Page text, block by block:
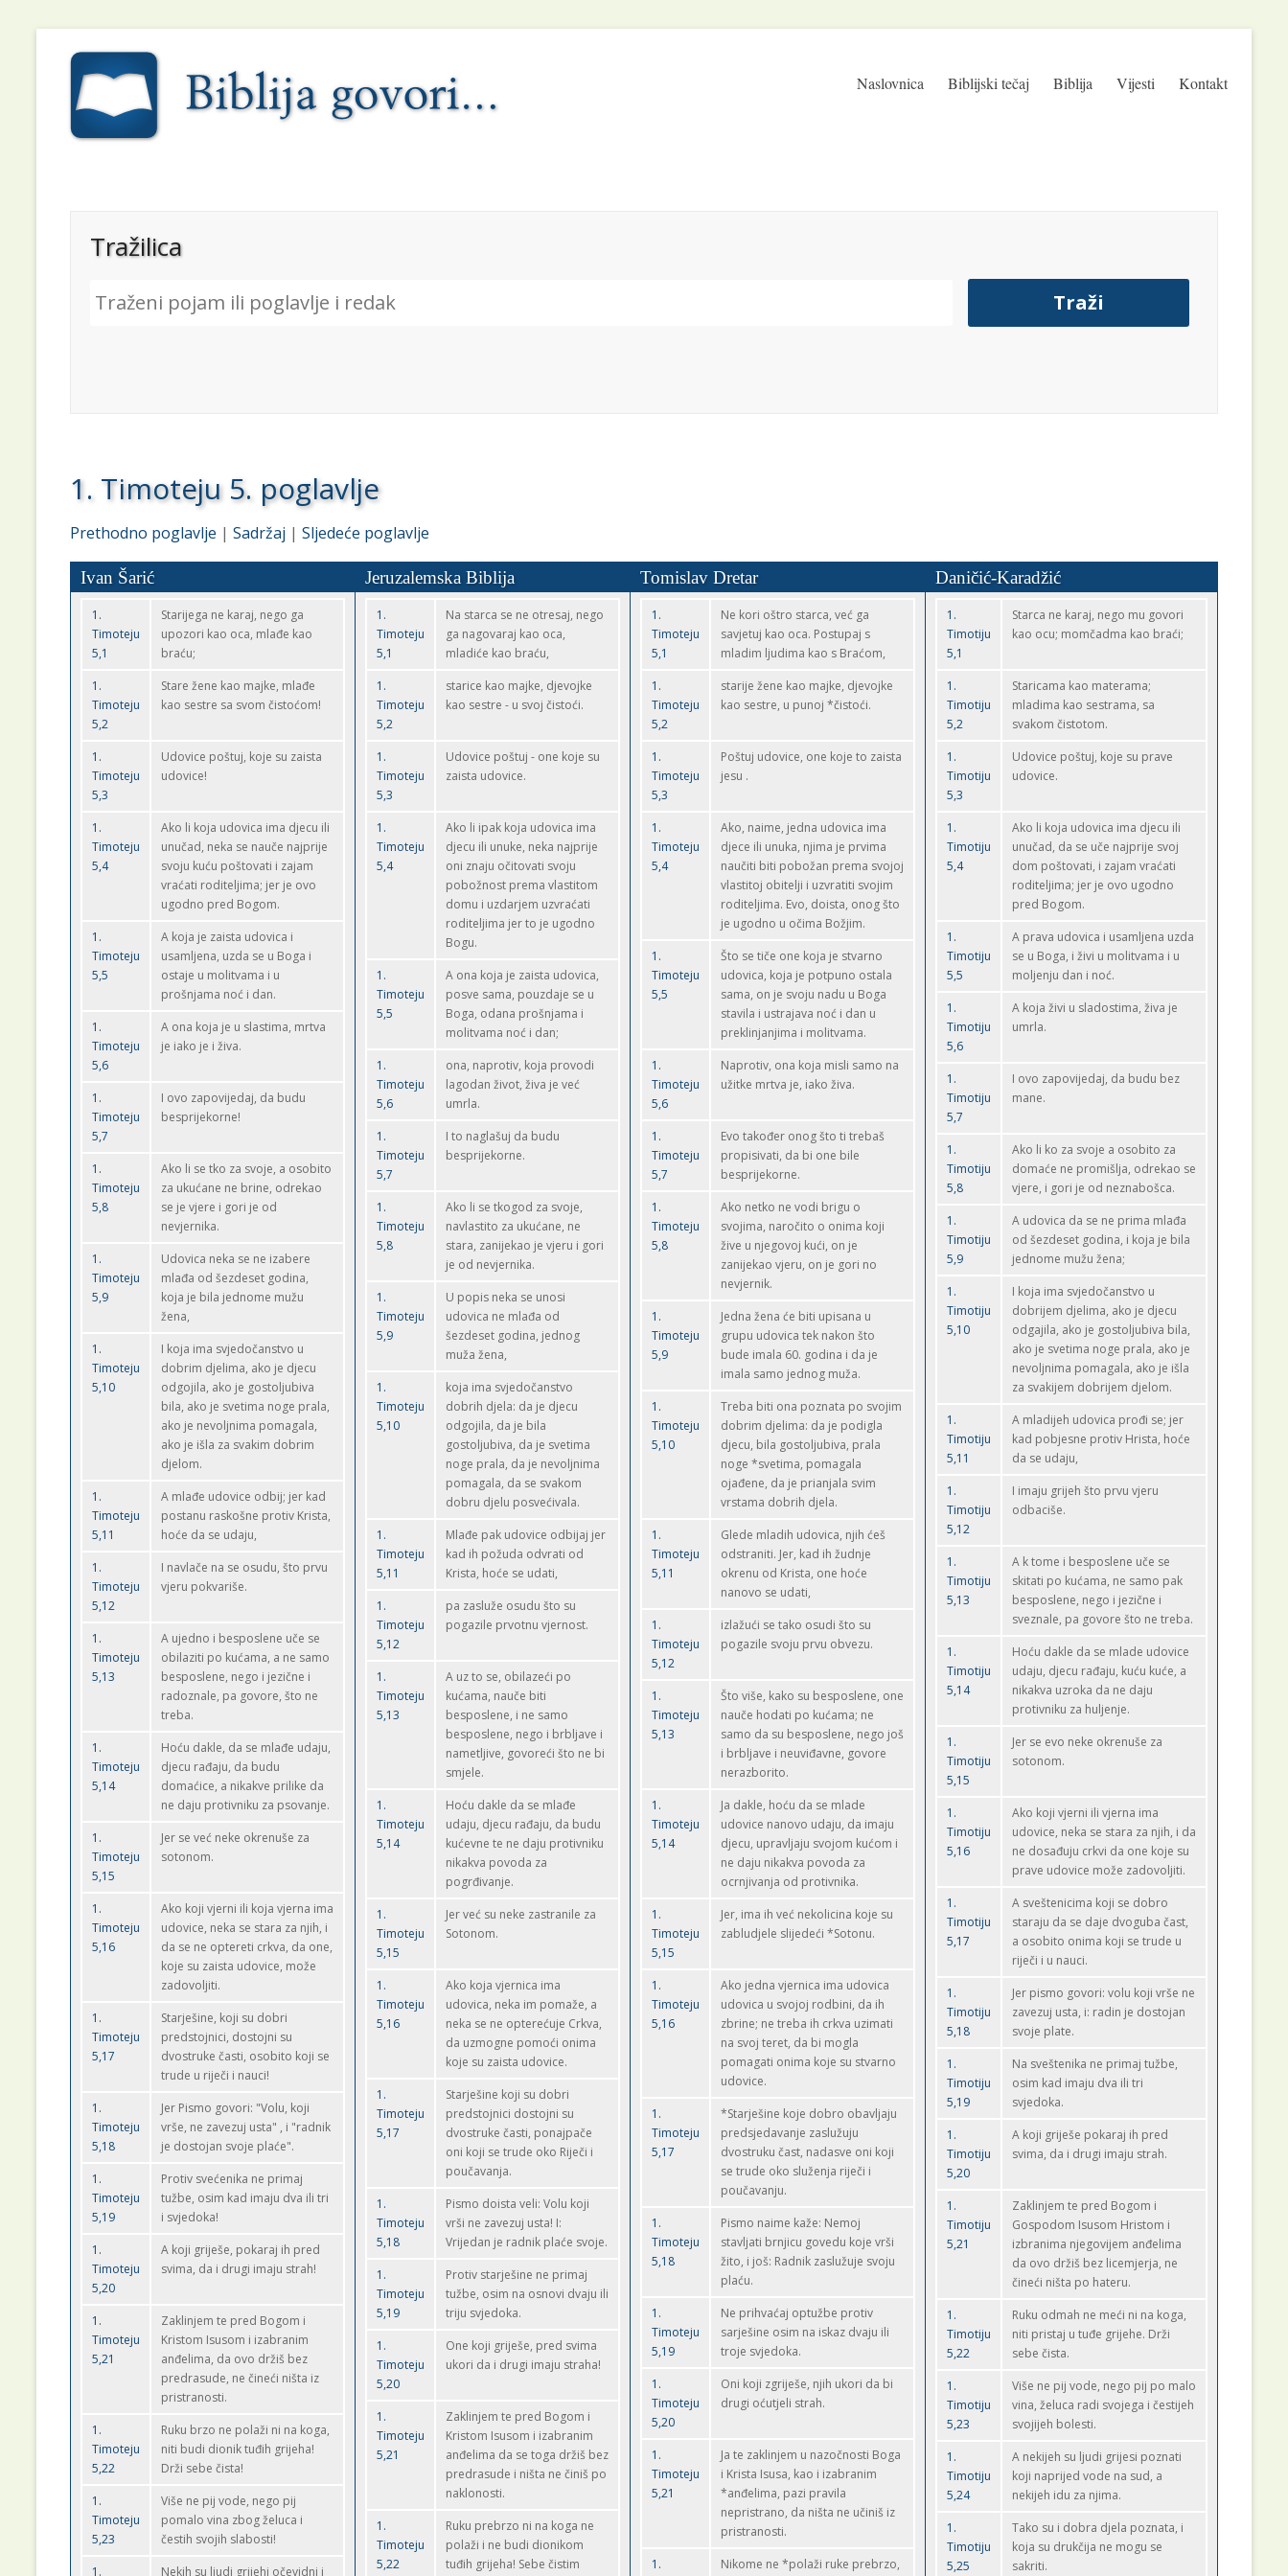
Naslovnica Biblijski tečaj Biblija Vijesti Kontakt
Tražilica
1. Timoteju 5. poglavlje
Prethodno poglavlje | Sadržaj | Sljedeće poglavlje
Ivan Šarić Jeruzalemska Biblija Tomislav Dretar Daničić-Karadžić
1.
Timoteju
5,1
Starijega ne karaj, nego ga
upozori kao oca, mlađe kao
braću;
1.
Timoteju
5,2
Stare žene kao majke, mlađe
kao sestre sa svom čistoćom!
1.
Timoteju
5,3
Udovice poštuj, koje su zaista
udovice!
1.
Timoteju
5,4
Ako li koja udovica ima djecu ili
unučad, neka se nauče najprije
svoju kuću poštovati i zajam
vraćati roditeljima; jer je ovo
ugodno pred Bogom.
1.
Timoteju
5,5
A koja je zaista udovica i
usamljena, uzda se u Boga i
ostaje u molitvama i u
prošnjama noć i dan.
1.
Timoteju
5,6
A ona koja je u slastima, mrtva
je iako je i živa.
1.
Timoteju
5,7
I ovo zapovijedaj, da budu
besprijekorne!
1.
Timoteju
5,8
Ako li se tko za svoje, a osobito
za ukućane ne brine, odrekao
se je vjere i gori je od
nevjernika.
1.
Timoteju
5,9
Udovica neka se ne izabere
mlađa od šezdeset godina,
koja je bila jednome mužu
žena,
1.
Timoteju
5,10
I koja ima svjedočanstvo u
dobrim djelima, ako je djecu
odgojila, ako je gostoljubiva
bila, ako je svetima noge prala,
ako je nevoljnima pomagala,
ako je išla za svakim dobrim
djelom.
1.
Timoteju
5,11
A mlađe udovice odbij; jer kad
postanu raskošne protiv Krista,
hoće da se udaju,
1.
Timoteju
5,12
I navlače na se osudu, što prvu
vjeru pokvariše.
1.
Timoteju
5,13
A ujedno i besposlene uče se
obilaziti po kućama, a ne samo
besposlene, nego i jezične i
radoznale, pa govore, što ne
treba.
1.
Timoteju
5,14
Hoću dakle, da se mlađe udaju,
djecu rađaju, da budu
domaćice, a nikakve prilike da
ne daju protivniku za psovanje.
1.
Timoteju
5,15
Jer se već neke okrenuše za
sotonom.
1.
Timoteju
5,16
Ako koji vjerni ili koja vjerna ima
udovice, neka se stara za njih, i
da se ne optereti crkva, da one,
koje su zaista udovice, može
zadovoljiti.
1.
Timoteju
5,17
Starješine, koji su dobri
predstojnici, dostojni su
dvostruke časti, osobito koji se
trude u riječi i nauci!
1.
Timoteju
5,18
Jer Pismo govori: "Volu, koji
vrše, ne zavezuj usta" , i "radnik
je dostojan svoje plaće".
1.
Timoteju
5,19
Protiv svećenika ne primaj
tužbe, osim kad imaju dva ili tri
i svjedoka!
1.
Timoteju
5,20
A koji griješe, pokaraj ih pred
svima, da i drugi imaju strah!
1.
Timoteju
5,21
Zaklinjem te pred Bogom i
Kristom Isusom i izabranim
anđelima, da ovo držiš bez
predrasude, ne čineći ništa iz
pristranosti.
1.
Timoteju
5,22
Ruku brzo ne polaži ni na koga,
niti budi dionik tuđih grijeha!
Drži sebe čista!
1.
Timoteju
5,23
Više ne pij vode, nego pij
pomalo vina zbog želuca i
čestih svojih slabosti!
1.
Nekih su ljudi grijehi očevidni i
1.
Timoteju
5,1
Na starca se ne otresaj, nego
ga nagovaraj kao oca,
mladiće kao braću,
1.
Timoteju
5,2
starice kao majke, djevojke
kao sestre - u svoj čistoći.
1.
Timoteju
5,3
Udovice poštuj - one koje su
zaista udovice.
1.
Timoteju
5,4
Ako li ipak koja udovica ima
djecu ili unuke, neka najprije
oni znaju očitovati svoju
pobožnost prema vlastitom
domu i uzdarjem uzvraćati
roditeljima jer to je ugodno
Bogu.
1.
Timoteju
5,5
A ona koja je zaista udovica,
posve sama, pouzdaje se u
Boga, odana prošnjama i
molitvama noć i dan;
1.
Timoteju
5,6
ona, naprotiv, koja provodi
lagodan život, živa je već
umrla.
1.
Timoteju
5,7
I to naglašuj da budu
besprijekorne.
1.
Timoteju
5,8
Ako li se tkogod za svoje,
navlastito za ukućane, ne
stara, zanijekao je vjeru i gori
je od nevjernika.
1.
Timoteju
5,9
U popis neka se unosi
udovica ne mlađa od
šezdeset godina, jednog
muža žena,
1.
Timoteju
5,10
koja ima svjedočanstvo
dobrih djela: da je djecu
odgojila, da je bila
gostoljubiva, da je svetima
noge prala, da je nevoljnima
pomagala, da se svakom
dobru djelu posvećivala.
1.
Timoteju
5,11
Mlađe pak udovice odbijaj jer
kad ih požuda odvrati od
Krista, hoće se udati,
1.
Timoteju
5,12
pa zasluže osudu što su
pogazile prvotnu vjernost.
1.
Timoteju
5,13
A uz to se, obilazeći po
kućama, nauče biti
besposlene, i ne samo
besposlene, nego i brbljave i
nametljive, govoreći što ne bi
smjele.
1.
Timoteju
5,14
Hoću dakle da se mlađe
udaju, djecu rađaju, da budu
kućevne te ne daju protivniku
nikakva povoda za
pogrđivanje.
1.
Timoteju
5,15
Jer već su neke zastranile za
Sotonom.
1.
Timoteju
5,16
Ako koja vjernica ima
udovica, neka im pomaže, a
neka se ne opterećuje Crkva,
da uzmogne pomoći onima
koje su zaista udovice.
1.
Timoteju
5,17
Starješine koji su dobri
predstojnici dostojni su
dvostruke časti, ponajpače
oni koji se trude oko Riječi i
poučavanja.
1.
Timoteju
5,18
Pismo doista veli: Volu koji
vrši ne zavezuj usta! I:
Vrijedan je radnik plaće svoje.
1.
Timoteju
5,19
Protiv starješine ne primaj
tužbe, osim na osnovi dvaju ili
triju svjedoka.
1.
Timoteju
5,20
One koji griješe, pred svima
ukori da i drugi imaju straha!
1.
Timoteju
5,21
Zaklinjem te pred Bogom i
Kristom Isusom i izabranim
anđelima da se toga držiš bez
predrasude i ništa ne činiš po
naklonosti.
1.
Timoteju
5,22
Ruku prebrzo ni na koga ne
polaži i ne budi dionikom
tuđih grijeha! Sebe čistim
1.
Timoteju
5,1
Ne kori oštro starca, već ga
savjetuj kao oca. Postupaj s
mladim ljudima kao s Braćom,
1.
Timoteju
5,2
starije žene kao majke, djevojke
kao sestre, u punoj *čistoći.
1.
Timoteju
5,3
Poštuj udovice, one koje to zaista
jesu .
1.
Timoteju
5,4
Ako, naime, jedna udovica ima
djece ili unuka, njima je prvima
naučiti biti pobožan prema svojoj
vlastitoj obitelji i uzvratiti svojim
roditeljima. Evo, doista, onog što
je ugodno u očima Božjim.
1.
Timoteju
5,5
Što se tiče one koja je stvarno
udovica, koja je potpuno ostala
sama, on je svoju nadu u Boga
stavila i ustrajava noć i dan u
preklinjanjima i molitvama.
1.
Timoteju
5,6
Naprotiv, ona koja misli samo na
užitke mrtva je, iako živa.
1.
Timoteju
5,7
Evo također onog što ti trebaš
propisivati, da bi one bile
besprijekorne.
1.
Timoteju
5,8
Ako netko ne vodi brigu o
svojima, naročito o onima koji
žive u njegovoj kući, on je
zanijekao vjeru, on je gori no
nevjernik.
1.
Timoteju
5,9
Jedna žena će biti upisana u
grupu udovica tek nakon što
bude imala 60. godina i da je
imala samo jednog muža.
1.
Timoteju
5,10
Treba biti ona poznata po svojim
dobrim djelima: da je podigla
djecu, bila gostoljubiva, prala
noge *svetima, pomagala
ojađene, da je prianjala svim
vrstama dobrih djela.
1.
Timoteju
5,11
Glede mladih udovica, njih ćeš
odstraniti. Jer, kad ih žudnje
okrenu od Krista, one hoće
nanovo se udati,
1.
Timoteju
5,12
izlažući se tako osudi što su
pogazile svoju prvu obvezu.
1.
Timoteju
5,13
Što više, kako su besposlene, one
nauče hodati po kućama; ne
samo da su besposlene, nego još
i brbljave i neuviđavne, govore
nerazborito.
1.
Timoteju
5,14
Ja dakle, hoću da se mlade
udovice nanovo udaju, da imaju
djecu, upravljaju svojom kućom i
ne daju nikakva povoda za
ocrnjivanja od protivnika.
1.
Timoteju
5,15
Jer, ima ih već nekolicina koje su
zabludjele slijedeći *Sotonu.
1.
Timoteju
5,16
Ako jedna vjernica ima udovica
udovica u svojoj rodbini, da ih
zbrine; ne treba ih crkva uzimati
na svoj teret, da bi mogla
pomagati onima koje su stvarno
udovice.
1.
Timoteju
5,17
*Starješine koje dobro obavljaju
predsjedavanje zaslužuju
dvostruku čast, nadasve oni koji
se trude oko služenja riječi i
poučavanju.
1.
Timoteju
5,18
Pismo naime kaže: Nemoj
stavljati brnjicu govedu koje vrši
žito, i još: Radnik zaslužuje svoju
plaću.
1.
Timoteju
5,19
Ne prihvaćaj optužbe protiv
sarješine osim na iskaz dvaju ili
troje svjedoka.
1.
Timoteju
5,20
Oni koji zgriješe, njih ukori da bi
drugi oćutjeli strah.
1.
Timoteju
5,21
Ja te zaklinjem u nazočnosti Boga
i Krista Isusa, kao i izabranim
*anđelima, pazi pravila
nepristrano, da ništa ne učiniš iz
pristranosti.
1.
Nikome ne *polaži ruke prebrzo,
1.
Timotiju
5,1
Starca ne karaj, nego mu govori
kao ocu; momčadma kao braći;
1.
Timotiju
5,2
Staricama kao materama;
mladima kao sestrama, sa
svakom čistotom.
1.
Timotiju
5,3
Udovice poštuj, koje su prave
udovice.
1.
Timotiju
5,4
Ako li koja udovica ima djecu ili
unučad, da se uče najprije svoj
dom poštovati, i zajam vraćati
roditeljima; jer je ovo ugodno
pred Bogom.
1.
Timotiju
5,5
A prava udovica i usamljena uzda
se u Boga, i živi u molitvama i u
moljenju dan i noć.
1.
Timotiju
5,6
A koja živi u sladostima, živa je
umrla.
1.
Timotiju
5,7
I ovo zapovijedaj, da budu bez
mane.
1.
Timotiju
5,8
Ako li ko za svoje a osobito za
domaće ne promišlja, odrekao se
vjere, i gori je od neznabošca.
1.
Timotiju
5,9
A udovica da se ne prima mlađa
od šezdeset godina, i koja je bila
jednome mužu žena;
1.
Timotiju
5,10
I koja ima svjedočanstvo u
dobrijem djelima, ako je djecu
odgajila, ako je gostoljubiva bila,
ako je svetima noge prala, ako je
nevoljnima pomagala, ako je išla
za svakijem dobrijem djelom.
1.
Timotiju
5,11
A mladijeh udovica prođi se; jer
kad pobjesne protiv Hrista, hoće
da se udaju,
1.
Timotiju
5,12
I imaju grijeh što prvu vjeru
odbaciše.
1.
Timotiju
5,13
A k tome i besposlene uče se
skitati po kućama, ne samo pak
besposlene, nego i jezične i
sveznale, pa govore što ne treba.
1.
Timotiju
5,14
Hoću dakle da se mlade udovice
udaju, djecu rađaju, kuću kuće, a
nikakva uzroka da ne daju
protivniku za huljenje.
1.
Timotiju
5,15
Jer se evo neke okrenuše za
sotonom.
1.
Timotiju
5,16
Ako koji vjerni ili vjerna ima
udovice, neka se stara za njih, i da
ne dosađuju crkvi da one koje su
prave udovice može zadovoljiti.
1.
Timotiju
5,17
A sveštenicima koji se dobro
staraju da se daje dvoguba čast,
a osobito onima koji se trude u
riječi i u nauci.
1.
Timotiju
5,18
Jer pismo govori: volu koji vrše ne
zavezuj usta, i: radin je dostojan
svoje plate.
1.
Timotiju
5,19
Na sveštenika ne primaj tužbe,
osim kad imaju dva ili tri
svjedoka.
1.
Timotiju
5,20
A koji griješe pokaraj ih pred
svima, da i drugi imaju strah.
1.
Timotiju
5,21
Zaklinjem te pred Bogom i
Gospodom Isusom Hristom i
izbranima njegovijem anđelima
da ovo držiš bez licemjerja, ne
čineći ništa po hateru.
1.
Timotiju
5,22
Ruku odmah ne meći ni na koga,
niti pristaj u tuđe grijehe. Drži
sebe čista.
1.
Timotiju
5,23
Više ne pij vode, nego pij po malo
vina, želuca radi svojega i čestijeh
svojijeh bolesti.
1.
Timotiju
5,24
A nekijeh su ljudi grijesi poznati
koji naprijed vode na sud, a
nekijeh idu za njima.
1.
Timotiju
5,25
Tako su i dobra djela poznata, i
koja su drukčija ne mogu se
sakriti.